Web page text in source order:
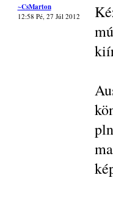
~CsMarton
12:58 Pé, 27 Júl 2012